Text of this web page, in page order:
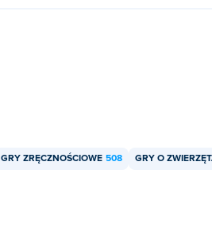
GRY ZRĘCZNOŚCIOWE 508 GRY O